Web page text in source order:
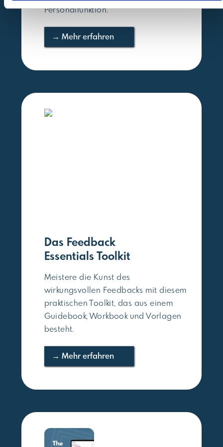
Personalfunktion.
→ Mehr erfahren
Das Feedback
Essentials Toolkit
Meistere die Kunst des
wirkungsvollen Feedbacks mit diesem
praktischen Toolkit, das aus einem
Guidebook, Workbook und Vorlagen
besteht.
→ Mehr erfahren